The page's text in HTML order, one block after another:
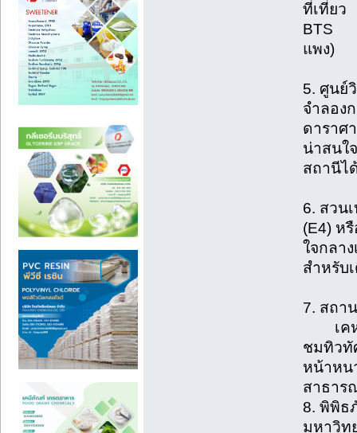
ที่
BTS
แพง)
5. ศูนย์
จำลอง
ดาราศ
น่าสนใ
สถานีไ
6. ส
(E4) ห
ใจกลา
สำหรับ
7.
เคหะ
ชมทิวทั
หน้าหน
สาธาร
8. พิพิ
มหาวิท